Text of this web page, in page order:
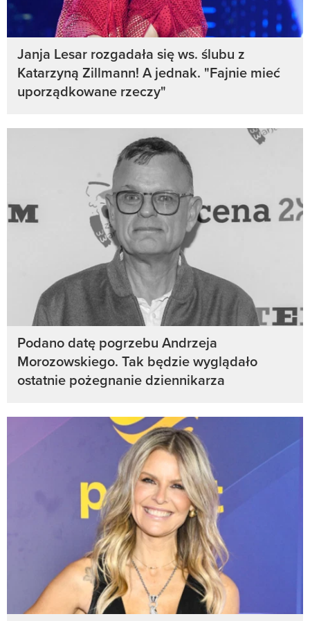
Janja Lesar rozgadała się ws. ślubu z
Katarzyną Zillmann! A jednak. "Fajnie mieć
uporządkowane rzeczy"
Podano datę pogrzebu Andrzeja
Morozowskiego. Tak będzie wyglądało
ostatnie pożegnanie dziennikarza